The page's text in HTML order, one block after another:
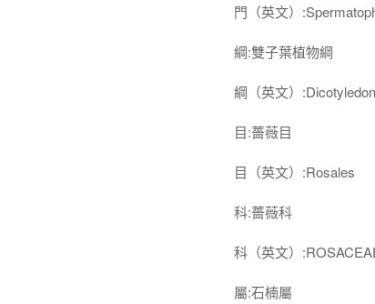
門（英文）
綱:雙子葉植物綱
綱（英文）
目:薔薇目
目（英文）:Rosales
科:薔薇科
科（英文）
屬:石楠屬